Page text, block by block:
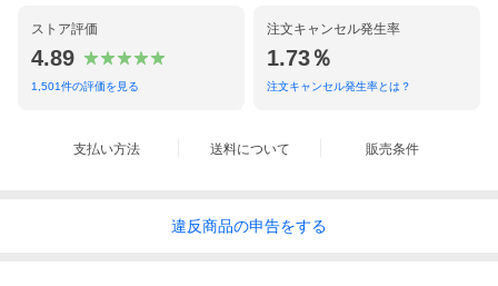
モデル情報
1984年に発表されたポートフィノ。2007年
のモデルチェンジを経て、2011年にデザイ
ンが一新されました。スッキリとしたデザイ
ンは従来通りで、控えめな美しさを体現する
時間パワーリザーブに対応しています。
ストア評価
4.89
1,501件の評価を見る
注文キャンセル発生率
1.73％
注文キャンセル発生率とは？
支払い方法 送料について 販売条件
違反商品の申告をする